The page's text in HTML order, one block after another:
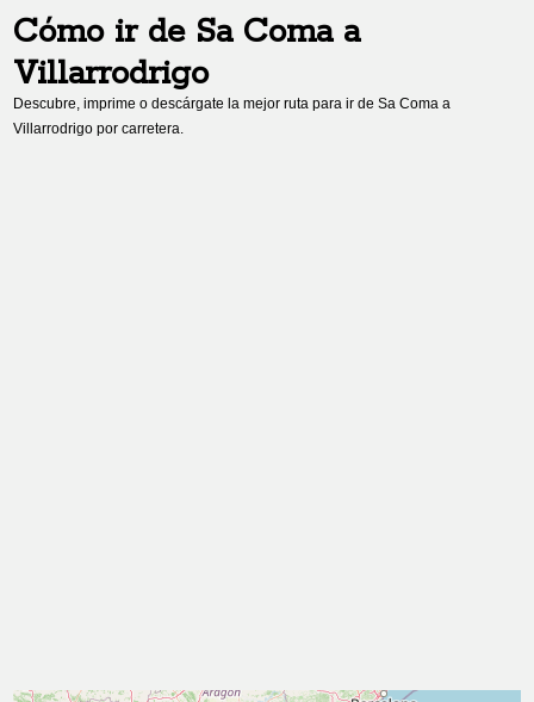
Cómo ir de Sa Comaa
Villarrodrigo
Descubre, imprime o descárgate la mejor ruta para ir deSa Coma a
Villarrodrigo por carretera.